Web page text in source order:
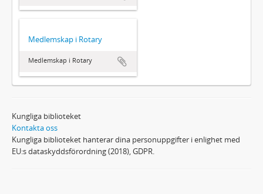
Medlemskap i Rotary
Medlemskap i Rotary
Kungliga biblioteket
Kontakta oss
Kungliga biblioteket hanterar dina personuppgifter i enlighet med
EU:s dataskyddsförordning (2018), GDPR.